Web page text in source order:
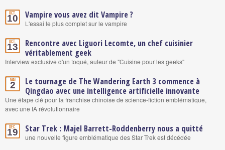
Oct.
10 Vampire vous avez dit Vampire ?
L'essai le plus complet sur le vampire
Oct.
13
Rencontre avec Liguori Lecomte, un chef cuisinier
véritablement geek
Interview exclusive d'un toqué, auteur de "Cuisine pour les geeks"
Mai
2
Le tournage de The Wandering Earth 3 commence à
Qingdao avec une intelligence artificielle innovante
Une étape clé pour la franchise chinoise de science-fiction emblématique,
avec une IA révolutionnaire
Déc.
19 Star Trek : Majel Barrett-Roddenberry nous a quitté
une nouvelle figure emblématique des Star Trek est décédée